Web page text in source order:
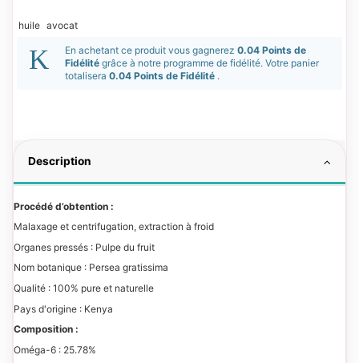
huile avocat
En achetant ce produit vous gagnerez 0.04 Points de
Fidélité grâce à notre programme de fidélité. Votre panier
totalisera 0.04 Points de Fidélité .
Description
Procédé d’obtention :
Malaxage et centrifugation, extraction à froid
Organes pressés : Pulpe du fruit
Nom botanique : Persea gratissima
Qualité : 100% pure et naturelle
Pays d'origine : Kenya
Composition :
Oméga-6 : 25.78%